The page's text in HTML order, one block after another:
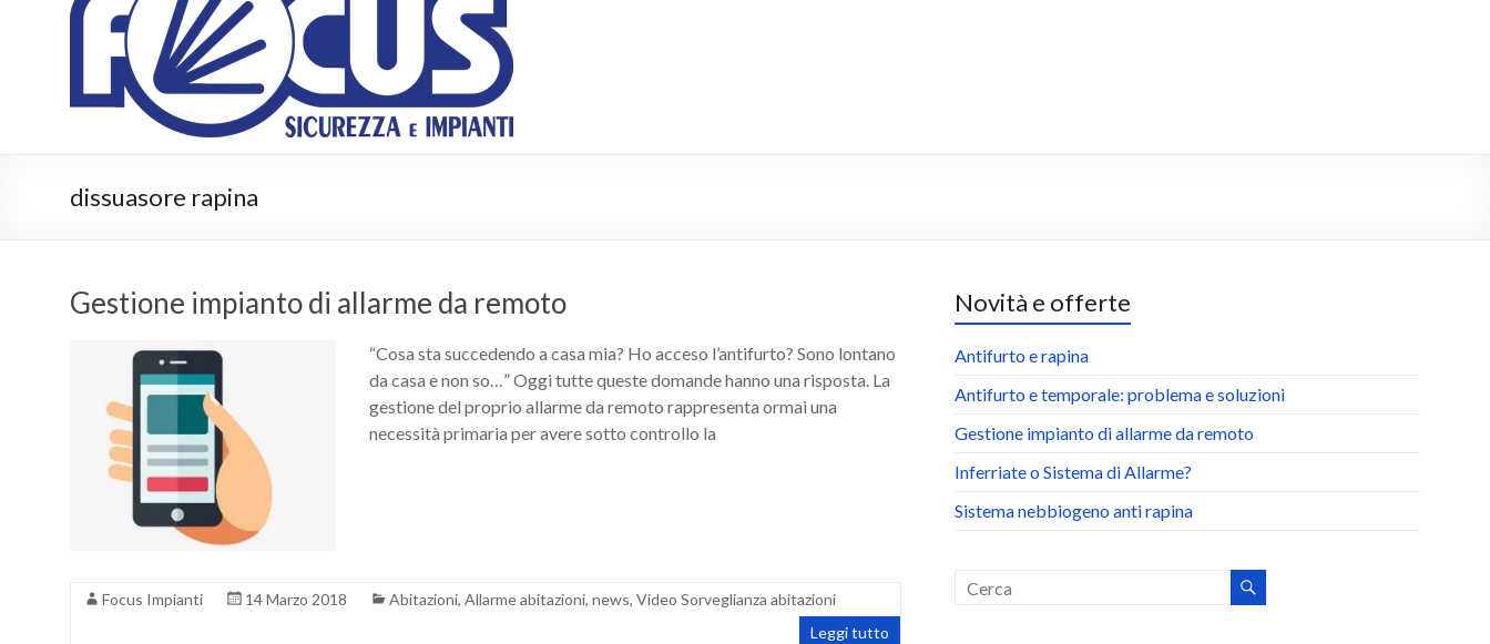
Impianti
Sicurezza
impianti
dissuasore rapina
Gestione impianto di allarme da remoto
“Cosa sta succedendo a casa mia? Ho acceso l’antifurto? Sono lontano
da casa e non so…” Oggi tutte queste domande hanno una risposta. La
gestione del proprio allarme da remoto rappresenta ormai una
necessità primaria per avere sotto controllo la
Focus Impianti 14 Marzo 2018 Abitazioni, Allarme abitazioni, news, Video Sorveglianza abitazioni
Leggi tutto
Novità e offerte
Antifurto e rapina
Antifurto e temporale: problema e soluzioni
Gestione impianto di allarme da remoto
Inferriate o Sistema di Allarme?
Sistema nebbiogeno anti rapina